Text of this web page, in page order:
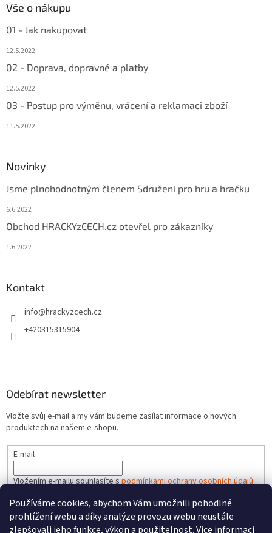
Používáme cookies, abychom Vám umožnili pohodlné
prohlížení webu a díky analýze provozu webu neustále
zlepšovali jeho funkce, výkon a použitelnost.Více informací
Vše o nákupu
01 - Jak nakupovat
12.5.2022
02 - Doprava, dopravné a platby
12.5.2022
03 - Postup pro výměnu, vrácení a reklamaci zboží
11.5.2022
Novinky
Jsme plnohodnotným členem Sdružení pro hru a hračku
6.6.2022
Obchod HRACKYzCECH.cz otevřel pro zákazníky
1.6.2022
Kontakt
info@hrackyzcech.cz
+420315315904
Odebírat newsletter
Vložte svůj e-mail a my vám budeme zasílat informace o nových
produktech na našem e-shopu.
E-mail
Vložením e-mailu souhlasíte spodmínkami ochrany osobních údajů
PŘIHLÁSIT SE